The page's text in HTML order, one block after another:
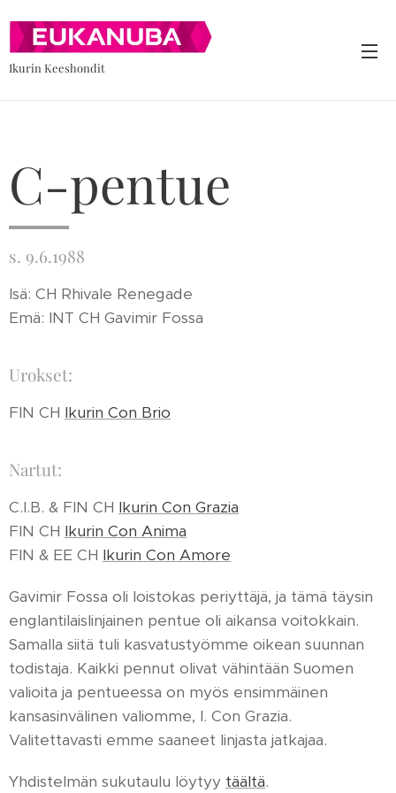
Ikurin Keeshondit
C-pentue
s. 9.6.1988
Isä: CH Rhivale Renegade
Emä: INT CH Gavimir Fossa
Urokset:
FIN CH Ikurin Con Brio
Nartut:
C.I.B. & FIN CH Ikurin Con Grazia
FIN CH Ikurin Con Anima
FIN & EE CH Ikurin Con Amore
Gavimir Fossa oli loistokas periyttäjä, ja tämä täysin
englantilaislinjainen pentue oli aikansa voitokkain.
Samalla siitä tuli kasvatustyömme oikean suunnan
todistaja. Kaikki pennut olivat vähintään Suomen
valioita ja pentueessa on myös ensimmäinen
kansasinvälinen valiomme, I. Con Grazia.
Valitettavasti emme saaneet linjasta jatkajaa.
Yhdistelmän sukutaulu löytyy täältä.